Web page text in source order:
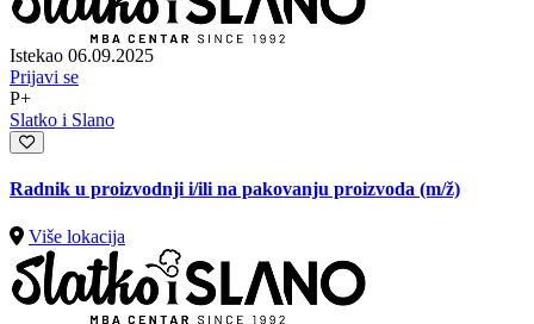
Istekao 06.09.2025
Prijavi se
P+
Slatko i Slano
Radnik u proizvodnji i/ili na pakovanju proizvoda (m/ž)
Više lokacija